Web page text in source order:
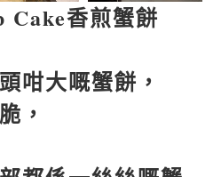
Cake香煎蟹餅
咁大嘅蟹餅，
，